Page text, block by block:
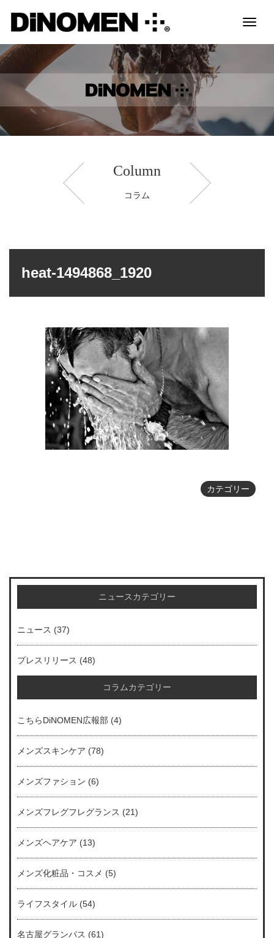
Toggle
Column
コラム
heat-1494868_1920
カテゴリー
ニュースカテゴリー
ニュース (37)
プレスリリース (48)
コラムカテゴリー
こちらDiNOMEN広報部 (4)
メンズスキンケア (78)
メンズファション (6)
メンズフレグフレグランス (21)
メンズヘアケア (13)
メンズ化粧品・コスメ (5)
ライフスタイル (54)
名古屋グランパス (61)